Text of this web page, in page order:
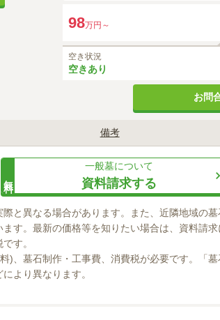
98万円～
空き状況
空きあり
お問
備考
一般墓について
資料請求する
と異なる場合があります。また、近隣地域の
す。最新の価格等を知りたい場合は、資料請求
す。
)、墓石制作・工事費、消費税が必要です。「
より異なります。